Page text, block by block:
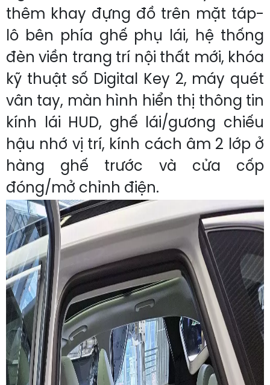
thêm khay đựng đồ trên mặt táp-
lô bên phía ghế phụ lái, hệ thống
đèn viền trang trí nội thất mới, khóa
kỹ thuật số Digital Key 2, máy quét
vân tay, màn hình hiển thị thông tin
kính lái HUD, ghế lái/gương chiếu
hậu nhớ vị trí, kính cách âm 2 lớp ở
hàng ghế trước và cửa cốp
đóng/mở chỉnh điện.